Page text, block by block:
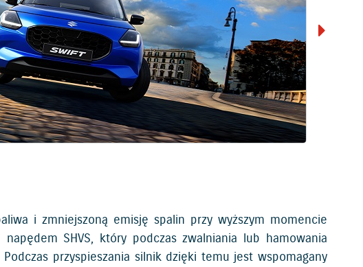
i zmniejszoną emisję spalin przy wyższym momencie
SHVS, który podczas zwalniania lub hamowania
przyspieszania silnik dzięki temu jest wspomagany